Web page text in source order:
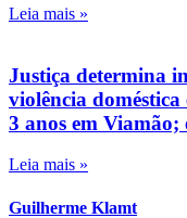
Leia mais »
Justiça determina
violência
3 anos em Viamão;
Leia mais »
Guilherme Klamt